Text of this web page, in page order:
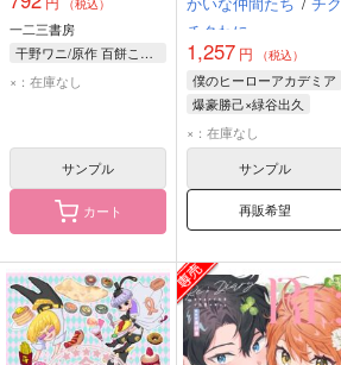
す! 1
（税込）
一二三書房
干野ワニ/原作 百餅こもち/漫画 長浜めぐみ/キャラクター原案
×：在庫なし
サンプル
カート
チクわに
1,257 円 （税込）
僕のヒーローアカデミア
爆豪勝己×緑谷出久
爆豪勝己
×：在庫なし
サンプル
再販希望